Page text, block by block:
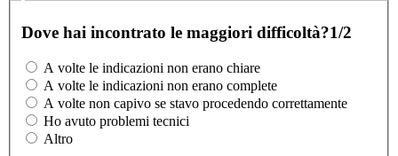
Dove hai incontrato le maggiori difficoltà?1/2
A volte le indicazioni non erano chiare
A volte le indicazioni non erano complete
A volte non capivo se stavo procedendo correttamente
Ho avuto problemi tecnici
Altro